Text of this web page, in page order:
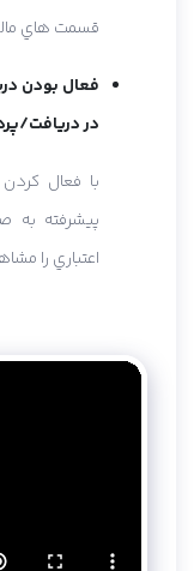
قسمت هاي مالي
فعال بودن
در دريافت/
با فعال
پيشرفته
اعتباري را